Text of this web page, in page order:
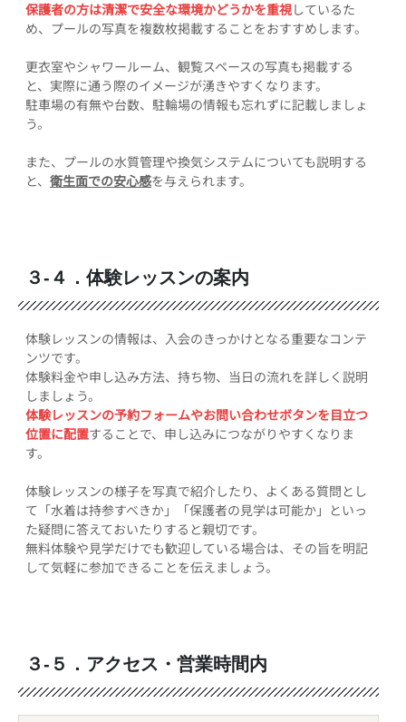
保護者の方は清潔で安全な環境かどうかを重視しているた
め、プールの写真を複数枚掲載することをおすすめします。
更衣室やシャワールーム、観覧スペースの写真も掲載する
と、実際に通う際のイメージが湧きやすくなります。
駐車場の有無や台数、駐輪場の情報も忘れずに記載しましょ
う。
また、プールの水質管理や換気システムについても説明する
と、 衛生面での安心感を与えられます。
３-４．体験レッスンの案内
体験レッスンの情報は、入会のきっかけとなる重要なコンテ
ンツです。
体験料金や申し込み方法、持ち物、当日の流れを詳しく説明
しましょう。
体験レッスンの予約フォームやお問い合わせボタンを目立つ
位置に配置することで、申し込みにつながりやすくなりま
す。
体験レッスンの様子を写真で紹介したり、よくある質問とし
て「水着は持参すべきか」「保護者の見学は可能か」といっ
た疑問に答えておいたりすると親切です。
無料体験や見学だけでも歓迎している場合は、その旨を明記
して気軽に参加できることを伝えましょう。
３-５．アクセス・営業時間内